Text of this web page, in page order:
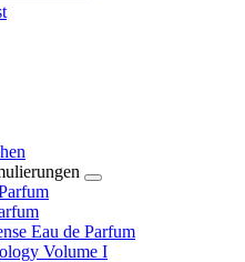
Eau de Parfum
Volume I